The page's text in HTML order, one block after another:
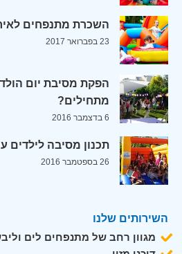
השכרת מתנפחים
23 בפברואר 2017
הפקת מסיבת יום
מתחילים?
6 בדצמבר 2016
תכנון מסיבה לילדים
26 בספטמבר 2016
השירותים שלנו
מגוון רחב של מתנפחים לים